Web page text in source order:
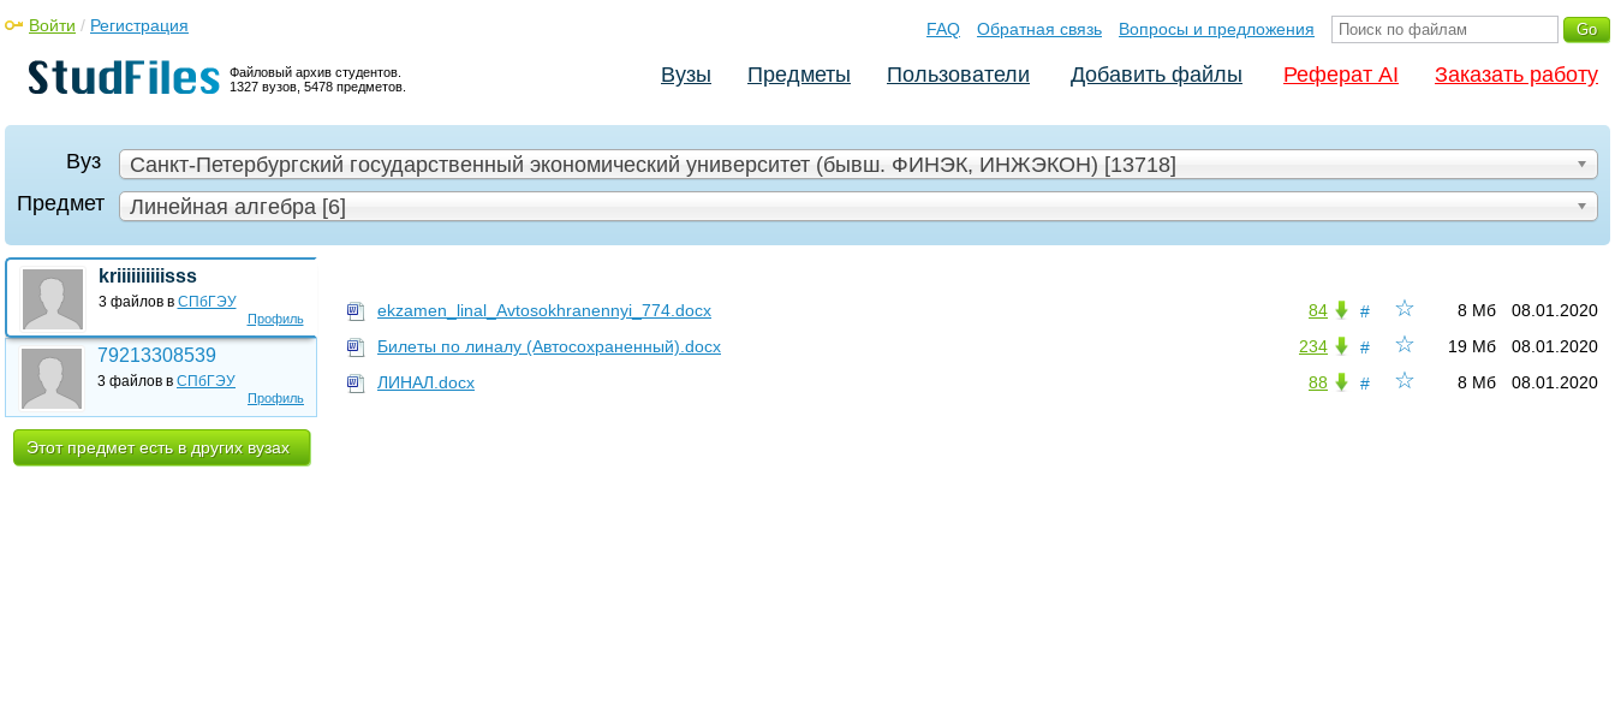
Файловый архив студентов.
1327 вузов, 5478 предметов.
Войти / Регистрация FAQ Обратная связь Вопросы и предложения
Вузы Предметы Пользователи Добавить файлы Реферат AI Заказать работу
Вуз
Санкт-Петербургский государственный экономический университет (бывш. ФИНЭК, ИНЖЭКОН) [13718]
Предмет
Линейная алгебра [6]
Профиль
kriiiiiiiiiisss
3 файлов в СПбГЭУ
Профиль
79213308539
3 файлов в СПбГЭУ
Этот предмет есть в других вузах
☆
# 08.01.2020
8 Мб
84
ekzamen_linal_Avtosokhranennyi_774.docx
☆
# 08.01.2020
19 Мб
234
Билеты по линалу (Автосохраненный).docx
☆
# 08.01.2020
8 Мб
88
ЛИНАЛ.docx